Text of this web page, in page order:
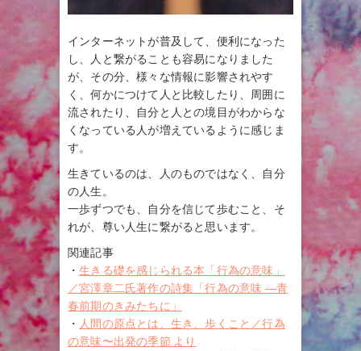
インターネットが普及して、便利になった
し、人と繋がることも容易になりました
が、その分、様々な情報に影響されやす
く、何かにつけて人と比較したり、周囲に
流されたり、自分と人との境目がわからな
くなっている人が増えているように感じま
す。
生きているのは、人のものではなく、自分
の人生。
一歩ずつでも、自分を信じて歩むこと、そ
れが、尊い人生に繋がると思います。
関連記事
・生きる礎を感じられる本「行為の意味」
／宮澤章二氏著作の詩集「行為の意味 ―青
春前期のきみたちに」
・ 人間の原点とは、生き、歩くこと／行為
の意味〜出発の季節 より